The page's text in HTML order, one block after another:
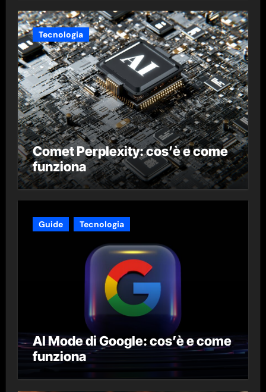
Tecnologia
Comet Perplexity: cos’è e come
funziona
Guide Tecnologia
AI Mode di Google: cos’è e come
funziona